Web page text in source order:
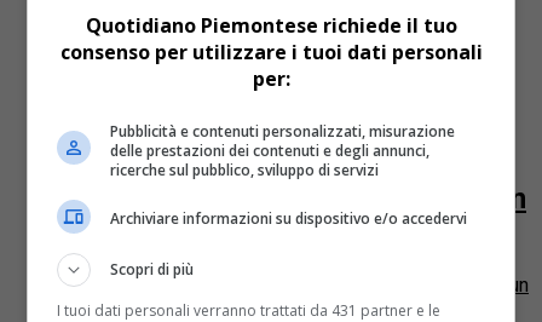
Il Villaggio Leumann: la città ideale
costruita per gli operai che, oltre un
secolo dopo, continua a stupire
Il Villaggio Leumann continua a raccontare il sogno di un
imprenditore che immaginò un luogo dove lavoro,
Quotidiano Piemontese richiede il tuo
consenso per utilizzare i tuoi dati personali
per:
Pubblicità e contenuti personalizzati, misurazione
delle prestazioni dei contenuti e degli annunci,
ricerche sul pubblico, sviluppo di servizi
Archiviare informazioni su dispositivo e/o accedervi
Scopri di più
I tuoi dati personali verranno trattati da 431 partner e le